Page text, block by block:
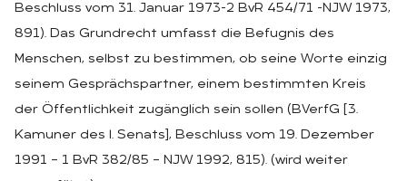
Beschluss vom 31. Januar 1973-2 BvR 454/71 -NJW 1973,
891). Das Grundrecht umfasst die Befugnis des
Menschen, selbst zu bestimmen, ob seine Worte einzig
seinem Gesprächspartner, einem bestimmten Kreis
der Öffentlichkeit zugänglich sein sollen (BVerfG [3.
Kamuner des l. Senats], Beschluss vom 19. Dezember
1991 – 1 BvR 382/85 – NJW 1992, 815). (wird weiter